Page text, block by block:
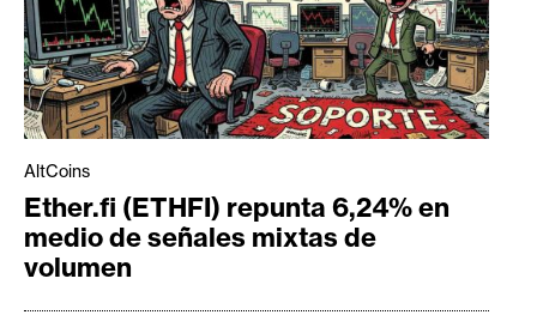
AltCoins
Ether.fi (ETHFI) repunta 6,24% en
medio de señales mixtas de
volumen